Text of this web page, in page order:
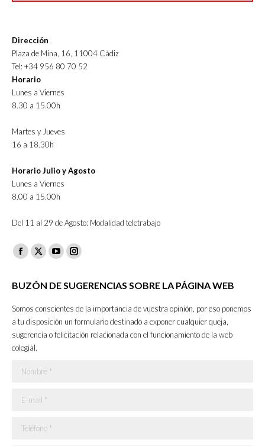
Dirección
Plaza de Mina, 16, 11004 Cádiz
Tel: +34 956 80 70 52
Horario
Lunes a Viernes
8.30 a 15.00h
Martes y Jueves
16 a 18.30h
Horario Julio y Agosto
Lunes a Viernes
8.00 a 15.00h
Del 11 al 29 de Agosto: Modalidad teletrabajo
Facebook
opens
new
window
X
opens
new
window
YouTube
opens
new
window
Instagram
opens
in
new
window
BUZÓN DE SUGERENCIAS SOBRE LA PÁGINA WEB
Somos conscientes de la importancia de vuestra opinión, por eso ponemos
a tu disposición un formulario destinado a exponer cualquier queja,
sugerencia o felicitación relacionada con el funcionamiento de la web
colegial.
Nombre *
E-mail *
Teléfono *